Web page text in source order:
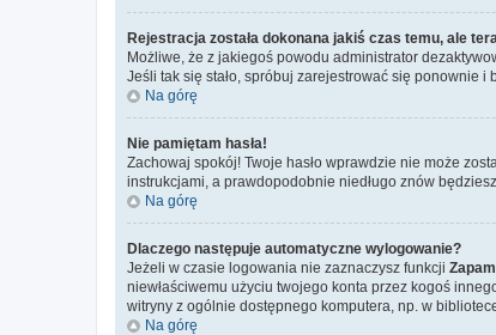
Rejestracja została dokonana jakiś czas temu, ale
Możliwe, że z jakiegoś powodu administrator
Jeśli tak się stało, spróbuj zarejestrować się ponownie
Na górę
Nie pamiętam hasła!
Zachowaj spokój! Twoje hasło wprawdzie nie może
instrukcjami, a prawdopodobnie niedługo znów
Na górę
Dlaczego następuje automatyczne wylogowanie?
Jeżeli w czasie logowania nie zaznaczysz funkcji
niewłaściwemu użyciu twojego konta przez kogoś
witryny z ogólnie dostępnego komputera, np. w
Na górę